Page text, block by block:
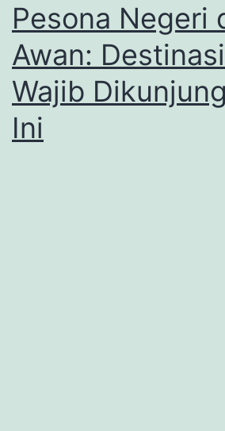
Pesona Negeri
Awan:
Wajib
Ini